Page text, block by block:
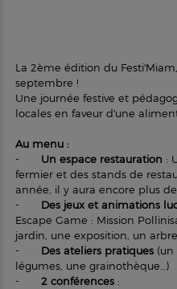
La 2ème édition du
septembre !
Une journée festive et
locales en faveur d'une
Au menu :
-
Un espace restauration :
fermier et des stands de
année, il y aura encore plus
-
Des jeux et animations
Escape Game : Mission
jardin, une exposition, un
-
Des ateliers pratiques (un
légumes, une grainothèque…)
-
2 conférences: